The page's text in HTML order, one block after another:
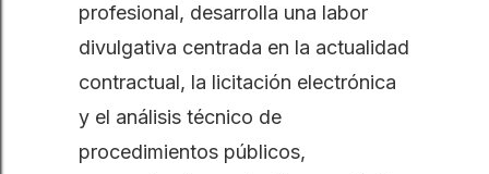
profesional, desarrolla una labor
divulgativa centrada en la actualidad
contractual, la licitación electrónica
y el análisis técnico de
procedimientos públicos,